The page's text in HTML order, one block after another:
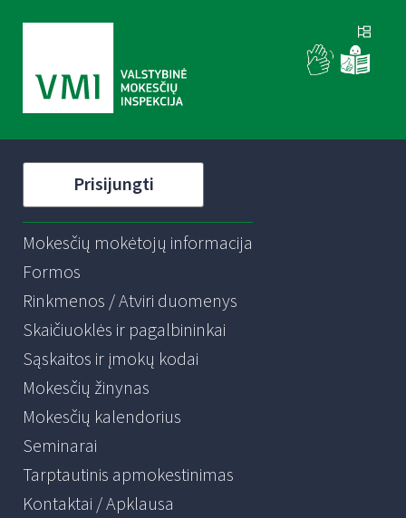
Prisijungti
Mokesčių mokėtojų informacija
Formos
Rinkmenos / Atviri duomenys
Skaičiuoklės ir pagalbininkai
Sąskaitos ir įmokų kodai
Mokesčių žinynas
Mokesčių kalendorius
Seminarai
Tarptautinis apmokestinimas
Kontaktai / Apklausa